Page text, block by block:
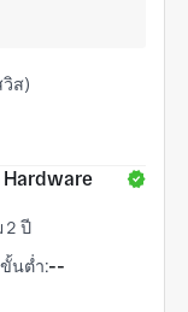
วิส)
Hardware
2 ปี
นต่ำ:--